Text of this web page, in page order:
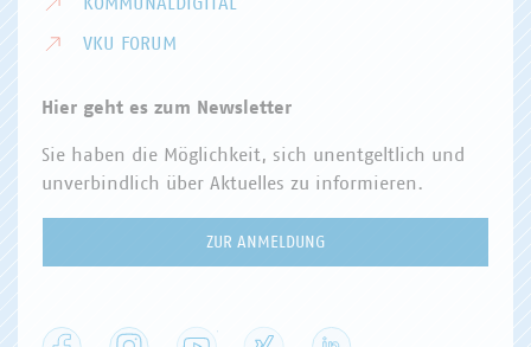
VKU FORUM
Hier geht es zum Newsletter
Sie haben die Möglichkeit, sich unentgeltlich und
unverbindlich über Aktuelles zu informieren.
ZUR ANMELDUNG
Facebook Instagram YouTube